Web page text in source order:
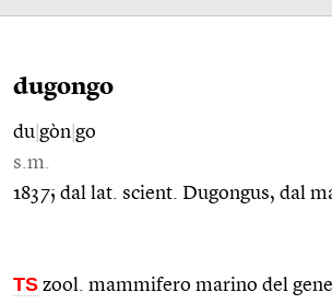
dugongo
du gòn go
s.m.
1837; dal lat. scient. Dugongus, dal
TS zool. mammifero marino del